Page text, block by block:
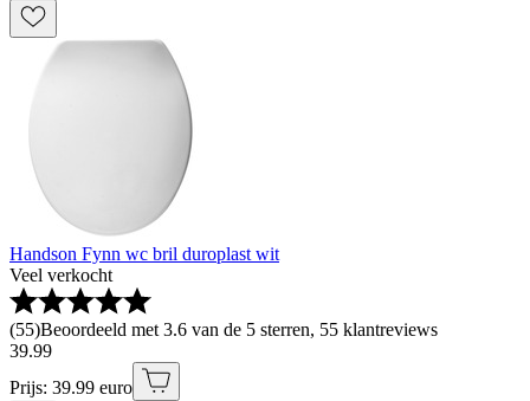
Handson Fynn wc bril duroplast wit
Veel verkocht
(55)Beoordeeld met 3.6 van de 5 sterren, 55 klantreviews
39.99
Prijs: 39.99 euro